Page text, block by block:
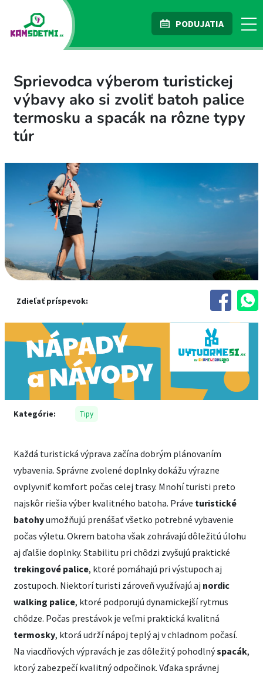
PODUJATIA
Sprievodca výberom turistickej
výbavy ako si zvoliť batoh palice
termosku a spacák na rôzne typy
túr
Zdieľať príspevok:
Kategórie: Tipy
Každá turistická výprava začína dobrým plánovaním
vybavenia. Správne zvolené doplnky dokážu výrazne
ovplyvniť komfort počas celej trasy. Mnohí turisti preto
najskôr riešia výber kvalitného batoha. Práve turistické
batohyumožňujú prenášať všetko potrebné vybavenie
počas výletu. Okrem batoha však zohrávajú dôležitú úlohu
aj ďalšie doplnky. Stabilitu pri chôdzi zvyšujú praktické
trekingové palice, ktoré pomáhajú pri výstupoch aj
zostupoch. Niektorí turisti zároveň využívajú aj nordic
walking palice, ktoré podporujú dynamickejší rytmus
chôdze. Počas prestávok je veľmi praktická kvalitná
termosky, ktorá udrží nápoj teplý aj v chladnom počasí.
Na viacdňových výpravách je zas dôležitý pohodlnýspacák,
ktorý zabezpečí kvalitný odpočinok. Vďaka správnej